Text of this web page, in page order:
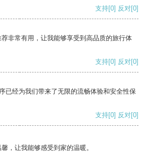
支持[0] 反对[0]
非常有用，让我能够享受到高品质的旅行体
支持[0] 反对[0]
已经为我们带来了无限的流畅体验和安全性保
支持[0] 反对[0]
，让我能够感受到家的温暖。